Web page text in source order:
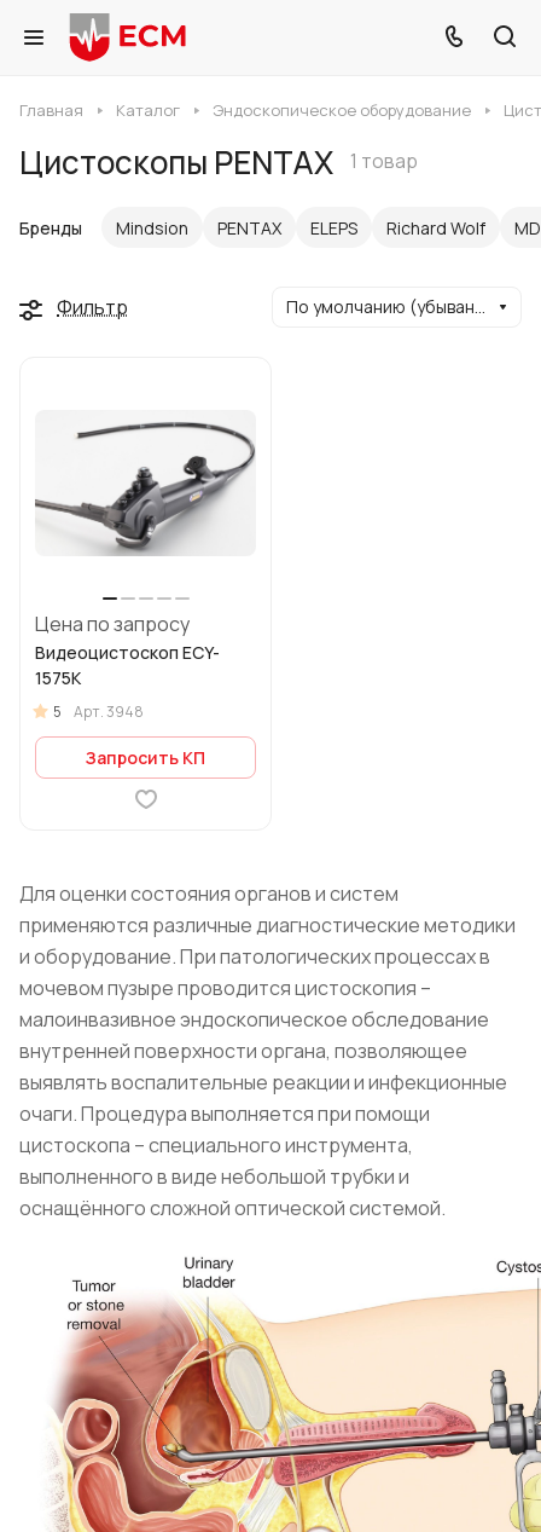
Главная Каталог Эндоскопическое оборудование
Цистоскопы PENTAX 1 товар
Бренды Mindsion PENTAX ELEPS Richard Wolf
Фильтр По умолчанию (убывание)
Цена по запросу
Видеоцистоскоп ECY-
1575K
5 Арт.3948
Запросить КП
Для оценки состояния органов и систем
применяются различные диагностические методики
и оборудование. При патологических процессах в
мочевом пузыре проводится цистоскопия –
малоинвазивное эндоскопическое обследование
внутренней поверхности органа, позволяющее
выявлять воспалительные реакции и инфекционные
очаги. Процедура выполняется при помощи
цистоскопа – специального инструмента,
выполненного в виде небольшой трубки и
оснащённого сложной оптической системой.